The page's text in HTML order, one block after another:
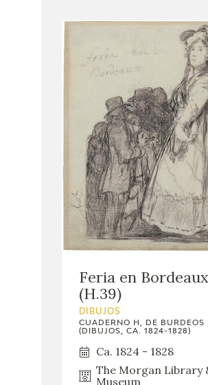
Feria en Bordeaux
(H.39)
DIBUJOS
CUADERNO H, DE BURDEOS
(DIBUJOS, CA. 1824-1828)
Ca. 1824 - 1828
The Morgan Library
Museum